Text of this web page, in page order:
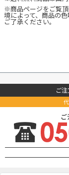
※商品ページをご覧
境によって、商品の
ご了承ください。
ご